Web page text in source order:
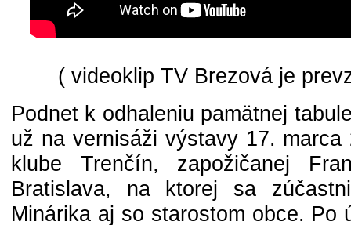
( videoklip TV Brezová je
Podnet k odhaleniu pamätnej
už na vernisáži výstavy 17. marca
klube Trenčín, zapožičanej
Bratislava, na ktorej sa
Minárika aj so starostom obce. Po